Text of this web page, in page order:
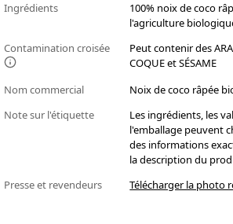
Ingrédients
100% noix de coco
l'agriculture
Contamination croisée
Peut contenir des
COQUE et SÉSAME
Nom commercial
Noix de coco râpée
Note sur l'étiquette
Les ingrédients, les
l'emballage peuvent
des informations
la description du
Presse et revendeurs
Télécharger la photo